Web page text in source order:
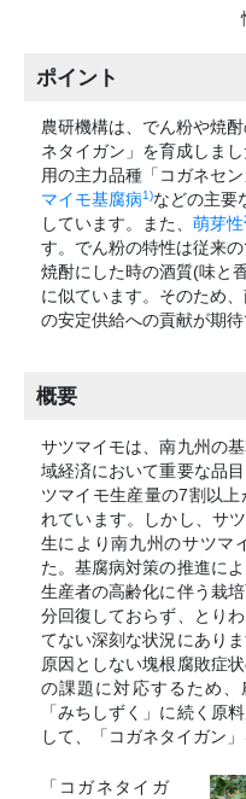
ポイント
農研機構は、でん粉や焼
ネタイガン」を育成しま
用の主力品種「コガネセ
マイモ基腐病1)などの主要
しています。また、 萌芽性
す。でん粉の特性は従来
焼酎にした時の酒質(味と
に似ています。そのため
の安定供給への貢献が期待
概要
サツマイモは、南九州の
域経済において重要な品
ツマイモ生産量の7割以
れています。しかし、サ
生により南九州のサツマ
た。基腐病対策の推進に
生産者の高齢化に伴う栽
分回復しておらず、とり
てない深刻な状況にあり
原因としない塊根腐敗症
の課題に対応するため
「みちしずく」に続く原
して、「コガネタイガン」
「コガネタイガ